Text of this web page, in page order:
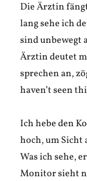
Die Ärztin
lang sehe ich
sind unbewegt
Ärztin deutet
sprechen an,
haven’t seen
Ich hebe den
hoch, um Sicht
Was ich sehe,
Monitor sieht